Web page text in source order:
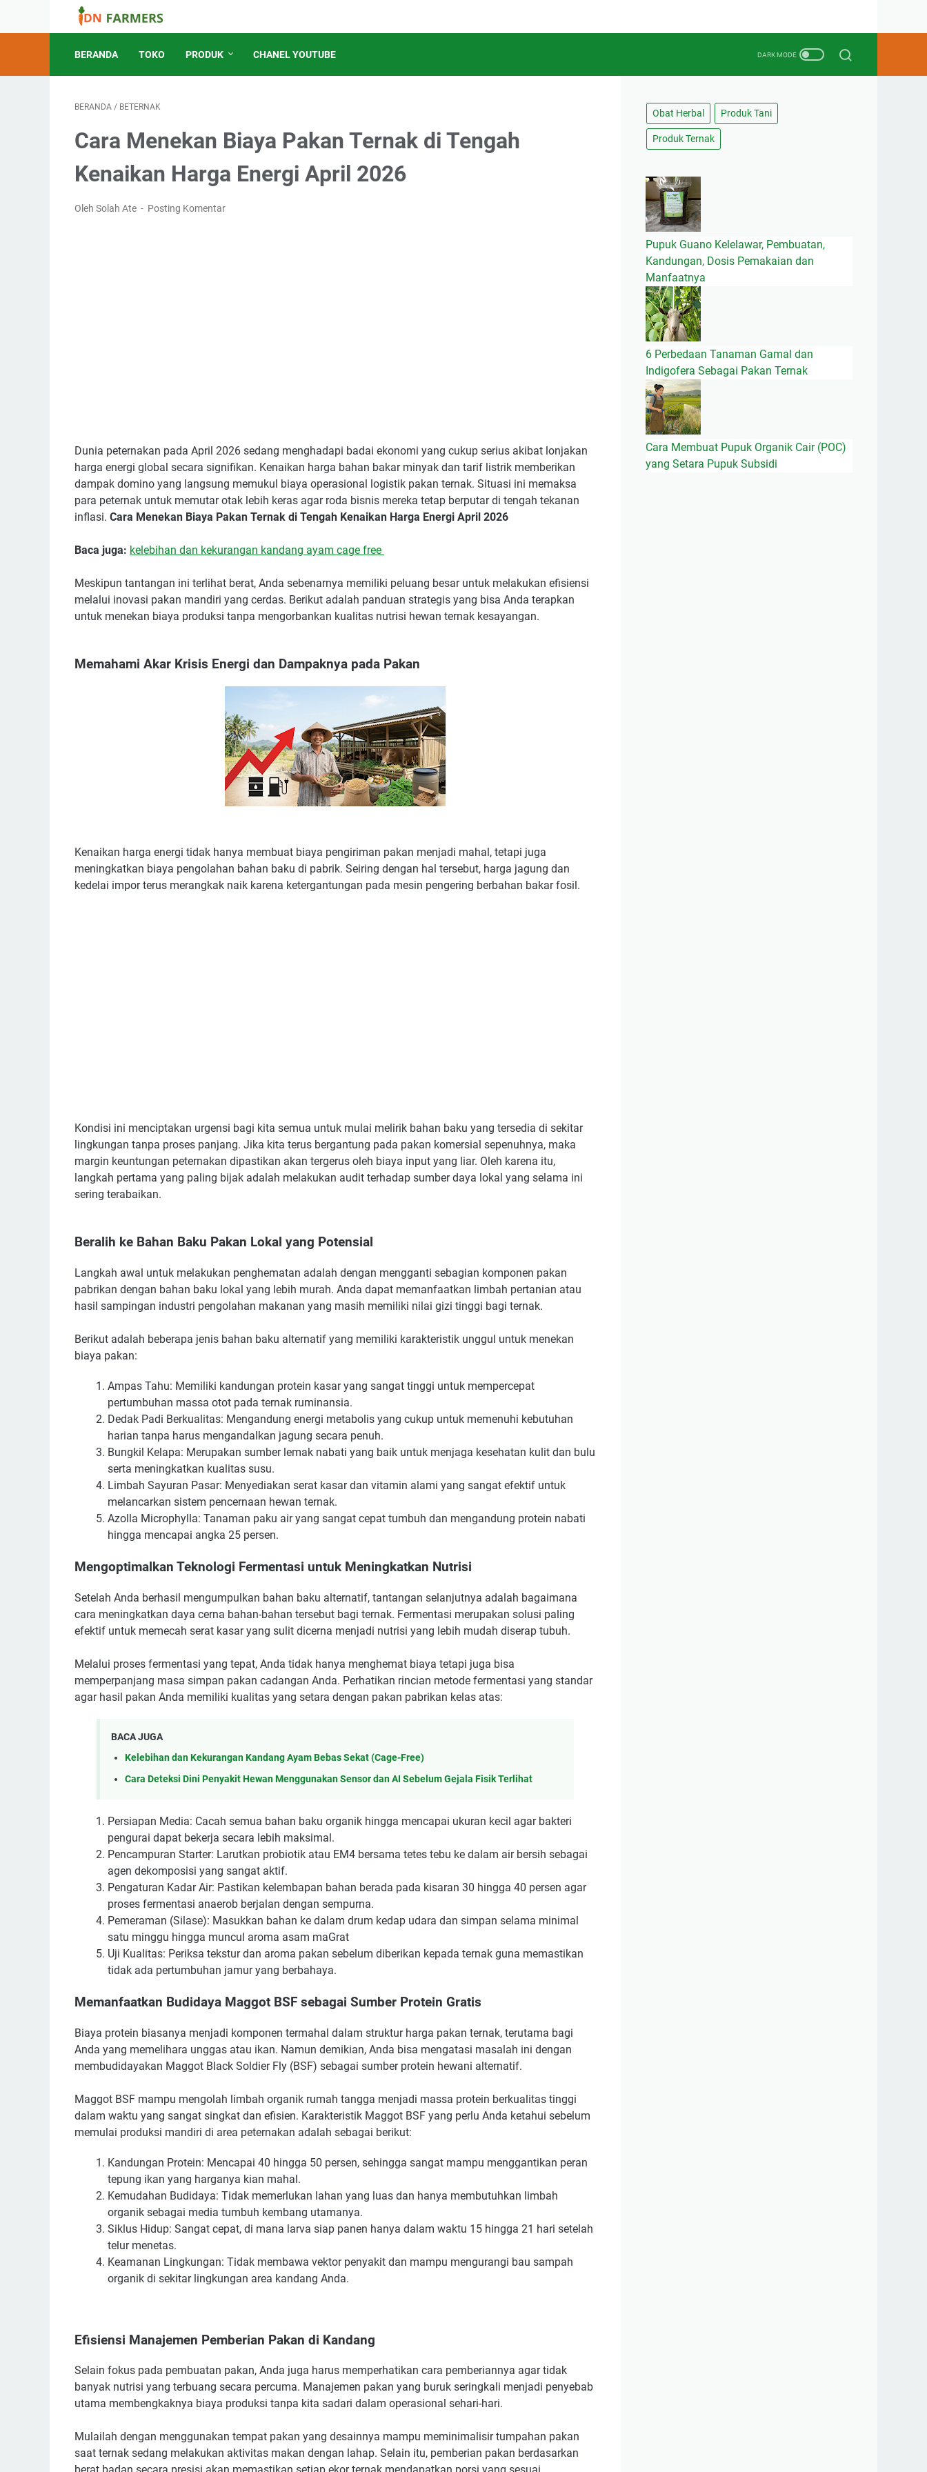
BERANDA TOKO PRODUK CHANEL YOUTUBE
BERANDA / BETERNAK
Cara Menekan Biaya Pakan Ternak di Tengah
Kenaikan Harga Energi April 2026
Oleh Solah Ate Posting Komentar
Dunia peternakan pada April 2026 sedang menghadapi badai ekonomi yang cukup serius akibat lonjakan
harga energi global secara signifikan. Kenaikan harga bahan bakar minyak dan tarif listrik memberikan
dampak domino yang langsung memukul biaya operasional logistik pakan ternak. Situasi ini memaksa
para peternak untuk memutar otak lebih keras agar roda bisnis mereka tetap berputar di tengah tekanan
inflasi. Cara Menekan Biaya Pakan Ternak di Tengah Kenaikan Harga Energi April 2026
Baca juga: kelebihan dan kekurangan kandang ayam cage free
Meskipun tantangan ini terlihat berat, Anda sebenarnya memiliki peluang besar untuk melakukan efisiensi
melalui inovasi pakan mandiri yang cerdas. Berikut adalah panduan strategis yang bisa Anda terapkan
untuk menekan biaya produksi tanpa mengorbankan kualitas nutrisi hewan ternak kesayangan.
Memahami Akar Krisis Energi dan Dampaknya pada Pakan
Kenaikan harga energi tidak hanya membuat biaya pengiriman pakan menjadi mahal, tetapi juga
meningkatkan biaya pengolahan bahan baku di pabrik. Seiring dengan hal tersebut, harga jagung dan
kedelai impor terus merangkak naik karena ketergantungan pada mesin pengering berbahan bakar fosil.
Kondisi ini menciptakan urgensi bagi kita semua untuk mulai melirik bahan baku yang tersedia di sekitar
lingkungan tanpa proses panjang. Jika kita terus bergantung pada pakan komersial sepenuhnya, maka
margin keuntungan peternakan dipastikan akan tergerus oleh biaya input yang liar. Oleh karena itu,
langkah pertama yang paling bijak adalah melakukan audit terhadap sumber daya lokal yang selama ini
sering terabaikan.
Beralih ke Bahan Baku Pakan Lokal yang Potensial
Langkah awal untuk melakukan penghematan adalah dengan mengganti sebagian komponen pakan
pabrikan dengan bahan baku lokal yang lebih murah. Anda dapat memanfaatkan limbah pertanian atau
hasil sampingan industri pengolahan makanan yang masih memiliki nilai gizi tinggi bagi ternak.
Berikut adalah beberapa jenis bahan baku alternatif yang memiliki karakteristik unggul untuk menekan
biaya pakan:
Ampas Tahu: Memiliki kandungan protein kasar yang sangat tinggi untuk mempercepat
pertumbuhan massa otot pada ternak ruminansia.
Dedak Padi Berkualitas: Mengandung energi metabolis yang cukup untuk memenuhi kebutuhan
harian tanpa harus mengandalkan jagung secara penuh.
Bungkil Kelapa: Merupakan sumber lemak nabati yang baik untuk menjaga kesehatan kulit dan bulu
serta meningkatkan kualitas susu.
Limbah Sayuran Pasar: Menyediakan serat kasar dan vitamin alami yang sangat efektif untuk
melancarkan sistem pencernaan hewan ternak.
Azolla Microphylla: Tanaman paku air yang sangat cepat tumbuh dan mengandung protein nabati
hingga mencapai angka 25 persen.
Mengoptimalkan Teknologi Fermentasi untuk Meningkatkan Nutrisi
Setelah Anda berhasil mengumpulkan bahan baku alternatif, tantangan selanjutnya adalah bagaimana
cara meningkatkan daya cerna bahan-bahan tersebut bagi ternak. Fermentasi merupakan solusi paling
efektif untuk memecah serat kasar yang sulit dicerna menjadi nutrisi yang lebih mudah diserap tubuh.
Melalui proses fermentasi yang tepat, Anda tidak hanya menghemat biaya tetapi juga bisa
memperpanjang masa simpan pakan cadangan Anda. Perhatikan rincian metode fermentasi yang standar
agar hasil pakan Anda memiliki kualitas yang setara dengan pakan pabrikan kelas atas:
BACA JUGA
Kelebihan dan Kekurangan Kandang Ayam Bebas Sekat (Cage-Free)
Cara Deteksi Dini Penyakit Hewan Menggunakan Sensor dan AI Sebelum Gejala Fisik Terlihat
Persiapan Media: Cacah semua bahan baku organik hingga mencapai ukuran kecil agar bakteri
pengurai dapat bekerja secara lebih maksimal.
Pencampuran Starter: Larutkan probiotik atau EM4 bersama tetes tebu ke dalam air bersih sebagai
agen dekomposisi yang sangat aktif.
Pengaturan Kadar Air: Pastikan kelembapan bahan berada pada kisaran 30 hingga 40 persen agar
proses fermentasi anaerob berjalan dengan sempurna.
Pemeraman (Silase): Masukkan bahan ke dalam drum kedap udara dan simpan selama minimal
satu minggu hingga muncul aroma asam maGrat
Uji Kualitas: Periksa tekstur dan aroma pakan sebelum diberikan kepada ternak guna memastikan
tidak ada pertumbuhan jamur yang berbahaya.
Memanfaatkan Budidaya Maggot BSF sebagai Sumber Protein Gratis
Biaya protein biasanya menjadi komponen termahal dalam struktur harga pakan ternak, terutama bagi
Anda yang memelihara unggas atau ikan. Namun demikian, Anda bisa mengatasi masalah ini dengan
membudidayakan Maggot Black Soldier Fly (BSF) sebagai sumber protein hewani alternatif.
Maggot BSF mampu mengolah limbah organik rumah tangga menjadi massa protein berkualitas tinggi
dalam waktu yang sangat singkat dan efisien. Karakteristik Maggot BSF yang perlu Anda ketahui sebelum
memulai produksi mandiri di area peternakan adalah sebagai berikut:
Kandungan Protein: Mencapai 40 hingga 50 persen, sehingga sangat mampu menggantikan peran
tepung ikan yang harganya kian mahal.
Kemudahan Budidaya: Tidak memerlukan lahan yang luas dan hanya membutuhkan limbah
organik sebagai media tumbuh kembang utamanya.
Siklus Hidup: Sangat cepat, di mana larva siap panen hanya dalam waktu 15 hingga 21 hari setelah
telur menetas.
Keamanan Lingkungan: Tidak membawa vektor penyakit dan mampu mengurangi bau sampah
organik di sekitar lingkungan area kandang Anda.
Efisiensi Manajemen Pemberian Pakan di Kandang
Selain fokus pada pembuatan pakan, Anda juga harus memperhatikan cara pemberiannya agar tidak
banyak nutrisi yang terbuang secara percuma. Manajemen pakan yang buruk seringkali menjadi penyebab
utama membengkaknya biaya produksi tanpa kita sadari dalam operasional sehari-hari.
Mulailah dengan menggunakan tempat pakan yang desainnya mampu meminimalisir tumpahan pakan
saat ternak sedang melakukan aktivitas makan dengan lahap. Selain itu, pemberian pakan berdasarkan
Obat Herbal Produk Tani
Produk Ternak
Pupuk Guano Kelelawar, Pembuatan,
Kandungan, Dosis Pemakaian dan
Manfaatnya
6 Perbedaan Tanaman Gamal dan
Indigofera Sebagai Pakan Ternak
Cara Membuat Pupuk Organik Cair (POC)
yang Setara Pupuk Subsidi